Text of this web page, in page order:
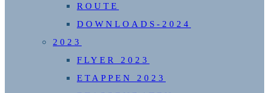
ROUTE
DOWNLOADS-2024
2023
FLYER 2023
ETAPPEN 2023